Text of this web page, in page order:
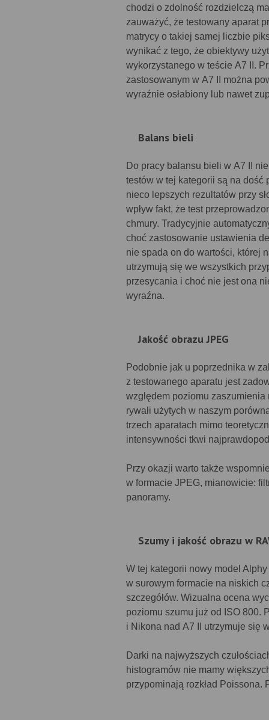
chodzi o zdolność rozdzielczą
zauważyć, że testowany aparat
matrycy o takiej samej liczbie
wynikać z tego, że obiektywy
wykorzystanego w teście A7 II.
zastosowanym w A7 II można
wyraźnie osłabiony lub nawet
Balans bieli
Do pracy balansu bieli w A7 II
testów w tej kategorii są na dość
nieco lepszych rezultatów przy
wpływ fakt, że test
chmury. Tradycyjnie
choć zastosowanie ustawienia
nie spada on do wartości, której
utrzymują się we wszystkich
przesycania i choć nie jest ona
wyraźna.
Jakość obrazu JPEG
Podobnie jak u poprzednika w
z testowanego aparatu jest
względem poziomu zaszumienia
rywali użytych w naszym
trzech aparatach mimo
intensywności tkwi
Przy okazji warto także
w formacie JPEG, mianowicie:
panoramy.
Szumy i jakość obrazu w
W tej kategorii nowy model
w surowym formacie na niskich
szczegółów. Wizualna ocena
poziomu szumu już od ISO 800.
i Nikona nad A7 II utrzymuje się
Darki na najwyższych
histogramów nie mamy
przypominają rozkład Poissona.